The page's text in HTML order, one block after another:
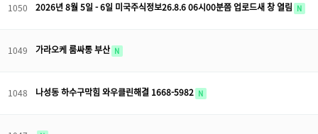
1050 2026년 8월 5일 - 6일 미국주식정보26.8.6 06시00분쯤 업로드새 창 열림 N
1049 가라오케 룸싸롱 부산 N
1048 나성동 하수구막힘 와우클린해결 1668-5982 N